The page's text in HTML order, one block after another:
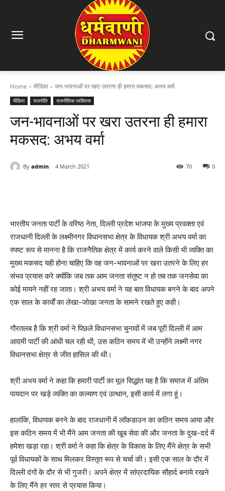
Home मीडिया जन-भावनाओं पर खरा उतरना ही हमारा मकसद: अभय वर्मा
मीडिया राजनीति राजनीतिक व्यक्तित्व
जन-भावनाओं पर खरा उतरना ही हमारा
मकसद: अभय वर्मा
By admin 4 March 2021 0
70
भारतीय जनता पार्टी के वरिष्ठ नेता, दिल्ली प्रदेश भाजपा के मुख्य प्रवक्ता एवं
राजधानी दिल्ली के लक्ष्मीनगर विधानसभा क्षेत्र के विधायक श्री अभय वर्मा का
स्पष्ट रूप से मानना है कि राजनैतिक क्षेत्र में कार्य करने वाले किसी भी व्यक्ति का
मुख्य मकसद यही होना चाहिए कि वह जन-भावनाओं पर खरा उतरने के लिए हर
संभव प्रयास करे क्योंकि जब तक आम जनता संतुष्ट न हो तब तक जनसेवा का
कोई मायने नहीं रह जाता। श्री अभय वर्मा ने यह बात विधायक बनने के बाद अपने
एक साल के कार्यों का लेखा-जोखा जनता के सामने रखते हुए कही।
गौरतलब है कि श्री वर्मा ने पिछले विधानसभा चुनावों में जब पूरी दिल्ली में आम
आदमी पार्टी की आंधी चल रही थी, उस कठिन समय में भी उन्होंने लक्ष्मी नगर
विधानसभा क्षेत्र से जीत हासिल की थी।
श्री अभय वर्मा ने कहा कि हमारी पार्टी का मूल सिद्धांत यह है कि समाज में अंतिम
पायदान पर खड़े व्यक्ति का कल्याण एवं उत्थान, इसी कार्य में लगा हूं।
हालांकि, विधायक बनने के बाद राजधानी में लाॅकडाउन का कठिन समय आया और
इस कठिन समय में भी मैंने आम जनता की खूब सेवा की और जनता के दुख-दर्द में
हमेशा खड़ा रहा। श्री वर्मा ने कहा कि क्षेत्र के विकास के लिए मैंने क्षेत्र के सभी
पूर्व विधायकों के साथ मिलकर विस्तृत रूप से चर्चा की। इसी एक साल के दौर में
दिल्ली दंगों के दौर से भी गुजरी। अपने क्षेत्र में सांप्रदायिक सौहार्द बनाये रखने
के लिए मैंने हर स्तर से प्रयास किया।